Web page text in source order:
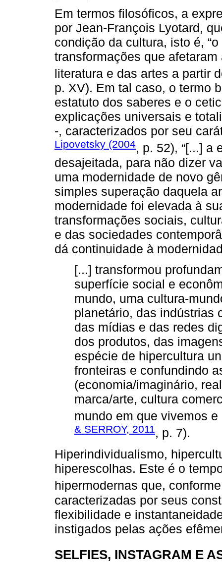
Em termos filosóficos, a
por Jean-François Lyotard,
condição da cultura, isto é,
transformações que
literatura e das artes a partir
p. XV). Em tal caso, o termo
estatuto dos saberes e o
explicações universais e
-, caracterizados por seu
Lipovetsky (2004, p. 52), “[...] a
desajeitada, para não dizer
uma modernidade de novo
simples superação daquela
modernidade foi elevada à
transformações sociais,
e das sociedades
dá continuidade à
[...] transformou
superfície social e
mundo, uma cultura-
planetário, das indústrias
das mídias e das redes
dos produtos, das
espécie de hipercultura
fronteiras e confundindo
(economia/imaginário,
marca/arte, cultura
mundo em que vivemos
& SERROY, 2011, p. 7).
Hiperindividualismo,
hiperescolhas. Este é o
hipermodernas que,
caracterizadas por seus
flexibilidade e
instigados pelas ações
SELFIES, INSTAGRAM E